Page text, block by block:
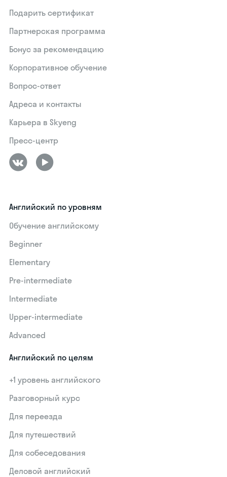
Подарить сертификат
Партнерская программа
Бонус за рекомендацию
Корпоративное обучение
Вопрос-ответ
Адреса и контакты
Карьера в Skyeng
Пресс-центр
Английский по уровням
Обучение английскому
Beginner
Elementary
Pre-intermediate
Intermediate
Upper-intermediate
Advanced
Английский по целям
+1 уровень английского
Разговорный курс
Для переезда
Для путешествий
Для собеседования
Деловой английский